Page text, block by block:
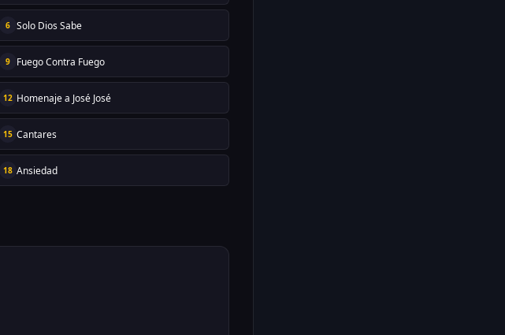
6 Solo Dios Sabe
9 Fuego Contra Fuego
12 Homenaje a José José
15 Cantares
18 Ansiedad